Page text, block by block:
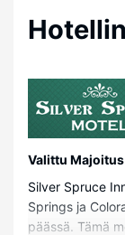
Valittu Majoitus
Silver Spruce
Springs ja
päässä. Tämä